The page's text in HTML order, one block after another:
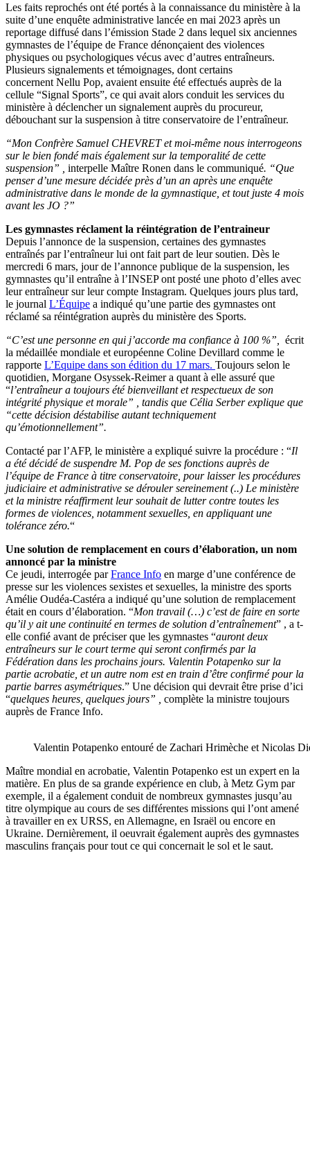
Les faits reprochés ont été portés à la connaissance du ministère à la
suite d’une enquête administrative lancée en mai 2023 après un
reportage diffusé dans l’émission Stade 2 dans lequel six anciennes
gymnastes de l’équipe de France dénonçaient des violences
physiques ou psychologiques vécus avec d’autres entraîneurs.
Plusieurs signalements et témoignages, dont certains
concernent Nellu Pop, avaient ensuite été effectués auprès de la
cellule “Signal Sports”, ce qui avait alors conduit les services du
ministère à déclencher un signalement auprès du procureur,
débouchant sur la suspension à titre conservatoire de l’entraîneur.
“Mon Confrère Samuel CHEVRET et moi-même nous interrogeons
sur le bien fondé mais également sur la temporalité de cette
suspension” , interpelle Maître Ronen dans le communiqué. “Que
penser d’une mesure décidée près d’un an après une enquête
administrative dans le monde de la gymnastique, et tout juste 4 mois
avant les JO ?”
Les gymnastes réclament la réintégration de l’entraineur
Depuis l’annonce de la suspension, certaines des gymnastes
entraînés par l’entraîneur lui ont fait part de leur soutien. Dès le
mercredi 6 mars, jour de l’annonce publique de la suspension, les
gymnastes qu’il entraîne à l’INSEP ont posté une photo d’elles avec
leur entraîneur sur leur compte Instagram. Quelques jours plus tard,
le journal L’Équipe a indiqué qu’une partie des gymnastes ont
réclamé sa réintégration auprès du ministère des Sports.
“C’est une personne en qui j’accorde ma confiance à 100 %”,
écrit
la médaillée mondiale et européenne Coline Devillard comme le
rapporte L’Equipe dans son édition du 17 mars. Toujours selon le
quotidien, Morgane Osyssek-Reimer a quant à elle assuré que
“l’entraîneur a toujours été bienveillant et respectueux de son
intégrité physique et morale” , tandis que Célia Serber explique que
“cette décision déstabilise autant techniquement
qu’émotionnellement”.
Contacté par l’AFP, le ministère a expliqué suivre la procédure : “Il
a été décidé de suspendre M. Pop de ses fonctions auprès de
l’équipe de France à titre conservatoire, pour laisser les procédures
judiciaire et administrative se dérouler sereinement (..) Le ministère
et la ministre réaffirment leur souhait de lutter contre toutes les
formes de violences, notamment sexuelles, en appliquant une
tolérance zéro.“
Une solution de remplacement en cours d’élaboration, un nom
annoncé par la ministre
Ce jeudi, interrogée parFrance Info en marge d’une conférence de
presse sur les violences sexistes et sexuelles, la ministre des sports
Amélie Oudéa-Castéra a indiqué qu’une solution de remplacement
était en cours d’élaboration. “Mon travail (…) c’est de faire en sorte
qu’il y ait une continuité en termes de solution d’entraînement” , a t-
elle confié avant de préciser que les gymnastes “auront deux
entraîneurs sur le court terme qui seront confirmés par la
Fédération dans les prochains jours. Valentin Potapenko sur la
partie acrobatie, et un autre nom est en train d’être confirmé pour la
partie barres asymétriques.” Une décision qui devrait être prise d’ici
“quelques heures, quelques jours” , complète la ministre toujours
auprès de France Info.
Valentin Potapenko entouré de Zachari Hrimèche et Nicolas
Maître mondial en acrobatie, Valentin Potapenko est un expert en la
matière. En plus de sa grande expérience en club, à Metz Gym par
exemple, il a également conduit de nombreux gymnastes jusqu’au
titre olympique au cours de ses différentes missions qui l’ont amené
à travailler en ex URSS, en Allemagne, en Israël ou encore en
Ukraine. Dernièrement, il oeuvrait également auprès des gymnastes
masculins français pour tout ce qui concernait le sol et le saut.